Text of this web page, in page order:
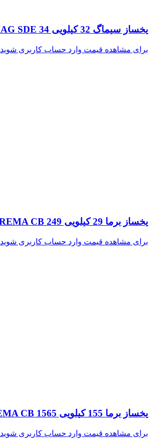
یخساز سیماگ 32 کیلویی SIMAG SDE 34
برای مشاهده قیمت وارد حساب کاربری شوید
یخساز برما 29 کیلویی BREMA CB 249
برای مشاهده قیمت وارد حساب کاربری شوید
یخساز برما 155 کیلویی BREMA CB 1565
برای مشاهده قیمت وارد حساب کاربری شوید